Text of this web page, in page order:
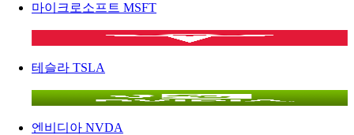
마이크로소프트 MSFT
테슬라 TSLA
엔비디아 NVDA